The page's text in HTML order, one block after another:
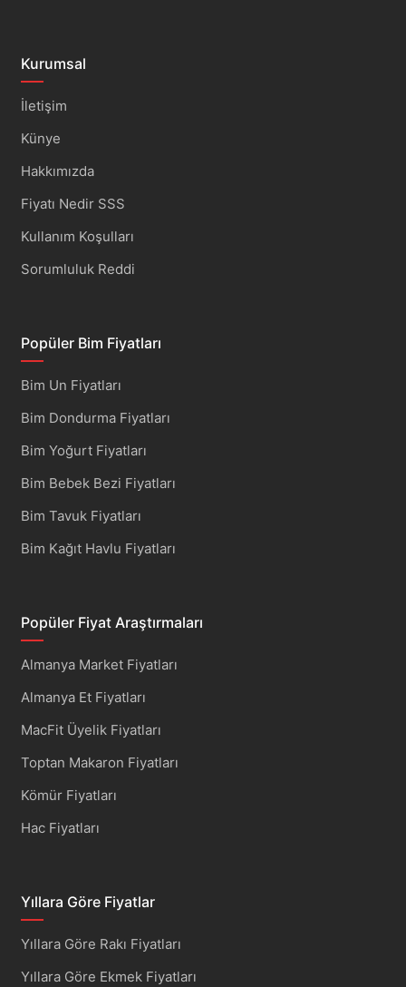
Kurumsal
İletişim
Künye
Hakkımızda
Fiyatı Nedir SSS
Kullanım Koşulları
Sorumluluk Reddi
Popüler Bim Fiyatları
Bim Un Fiyatları
Bim Dondurma Fiyatları
Bim Yoğurt Fiyatları
Bim Bebek Bezi Fiyatları
Bim Tavuk Fiyatları
Bim Kağıt Havlu Fiyatları
Popüler Fiyat Araştırmaları
Almanya Market Fiyatları
Almanya Et Fiyatları
MacFit Üyelik Fiyatları
Toptan Makaron Fiyatları
Kömür Fiyatları
Hac Fiyatları
Yıllara Göre Fiyatlar
Yıllara Göre Rakı Fiyatları
Yıllara Göre Ekmek Fiyatları